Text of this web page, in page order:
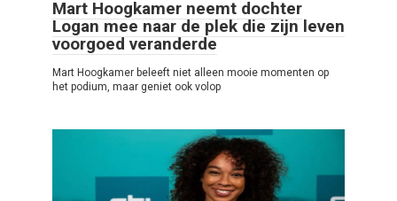
Mart Hoogkamer neemt dochter
Logan mee naar de plek die zijn leven
voorgoed veranderde
Mart Hoogkamer beleeft niet alleen mooie momenten op
het podium, maar geniet ook volop